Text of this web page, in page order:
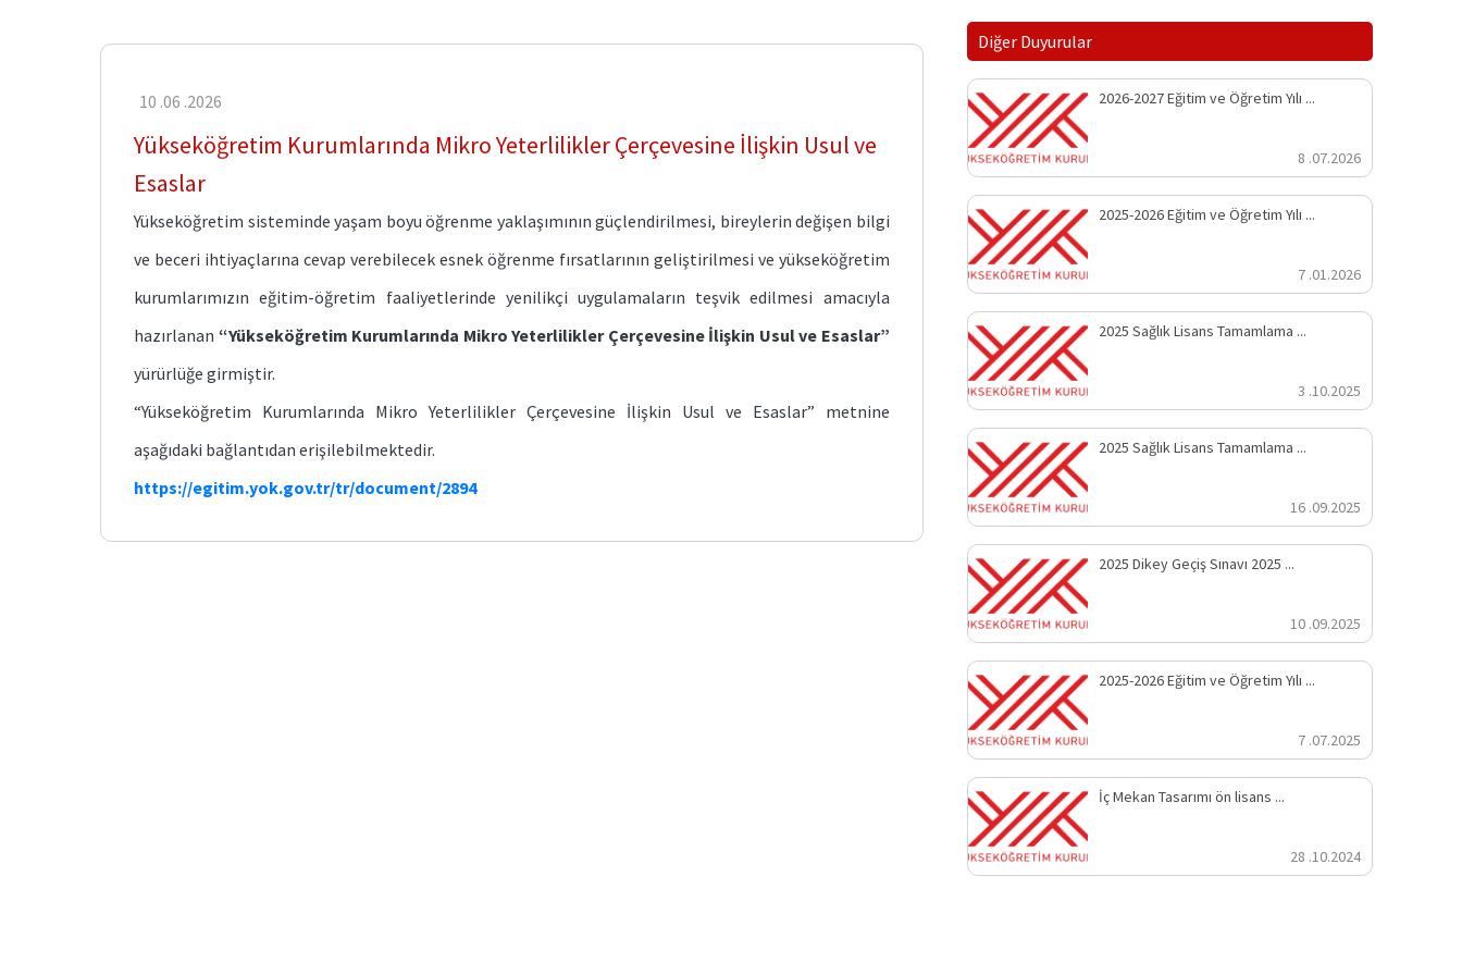
İşlemler
Yükseköğretime
Eşdeğerlik-
Hizmet
Sınıfları
Pedagojik
Formasyon
Engelli
İlişkin
10 .06 .2026
Yükseköğretim Kurumlarında Mikro Yeterlilikler Çerçevesine İlişkin Usul ve
Esaslar
Yükseköğretim sisteminde yaşam boyu öğrenme yaklaşımının güçlendirilmesi, bireylerin değişen bilgi
ve beceri ihtiyaçlarına cevap verebilecek esnek öğrenme fırsatlarının geliştirilmesi ve yükseköğretim
kurumlarımızın eğitim-öğretim faaliyetlerinde yenilikçi uygulamaların teşvik edilmesi amacıyla
hazırlanan “Yükseköğretim Kurumlarında Mikro Yeterlilikler Çerçevesine İlişkin Usul ve Esaslar”
yürürlüğe girmiştir.
“Yükseköğretim Kurumlarında Mikro Yeterlilikler Çerçevesine İlişkin Usul ve Esaslar” metnine
aşağıdaki bağlantıdan erişilebilmektedir.
https://egitim.yok.gov.tr/tr/document/2894
Diğer Duyurular
2026-2027 Eğitim ve Öğretim Yılı ...
8 .07.2026
2025-2026 Eğitim ve Öğretim Yılı ...
7 .01.2026
2025 Sağlık Lisans Tamamlama ...
3 .10.2025
2025 Sağlık Lisans Tamamlama ...
16 .09.2025
2025 Dikey Geçiş Sınavı 2025 ...
10 .09.2025
2025-2026 Eğitim ve Öğretim Yılı ...
7 .07.2025
İç Mekan Tasarımı ön lisans ...
28 .10.2024